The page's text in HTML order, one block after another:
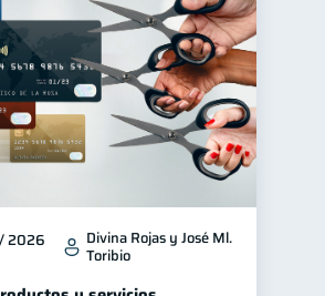
2026 Divina Rojas y José Ml.
Toribio